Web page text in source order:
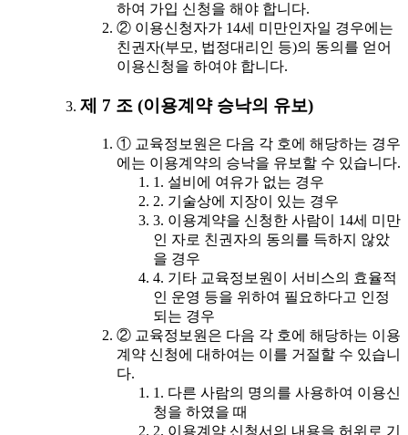
하여 가입 신청을 해야 합니다.
② 이용신청자가 14세 미만인자일 경우에는
친권자(부모, 법정대리인 등)의 동의를 얻어
이용신청을 하여야 합니다.
제 7 조 (이용계약 승낙의 유보)
① 교육정보원은 다음 각 호에 해당하는 경우
에는 이용계약의 승낙을 유보할 수 있습니다.
1. 설비에 여유가 없는 경우
2. 기술상에 지장이 있는 경우
3. 이용계약을 신청한 사람이 14세 미만
인 자로 친권자의 동의를 득하지 않았
을 경우
4. 기타 교육정보원이 서비스의 효율적
인 운영 등을 위하여 필요하다고 인정
되는 경우
② 교육정보원은 다음 각 호에 해당하는 이용
계약 신청에 대하여는 이를 거절할 수 있습니
다.
1. 다른 사람의 명의를 사용하여 이용신
청을 하였을 때
2. 이용계약 신청서의 내용을 허위로 기